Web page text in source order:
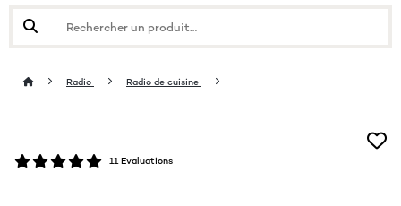
Radio Radio de cuisine
11 Evaluations